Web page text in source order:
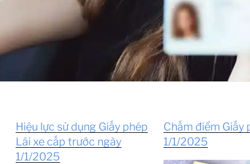
Hiệu lực sử dụng Giấy phép
Lái xe cấp trước ngày
1/1/2025
Chấm điểm Giấy
1/1/2025